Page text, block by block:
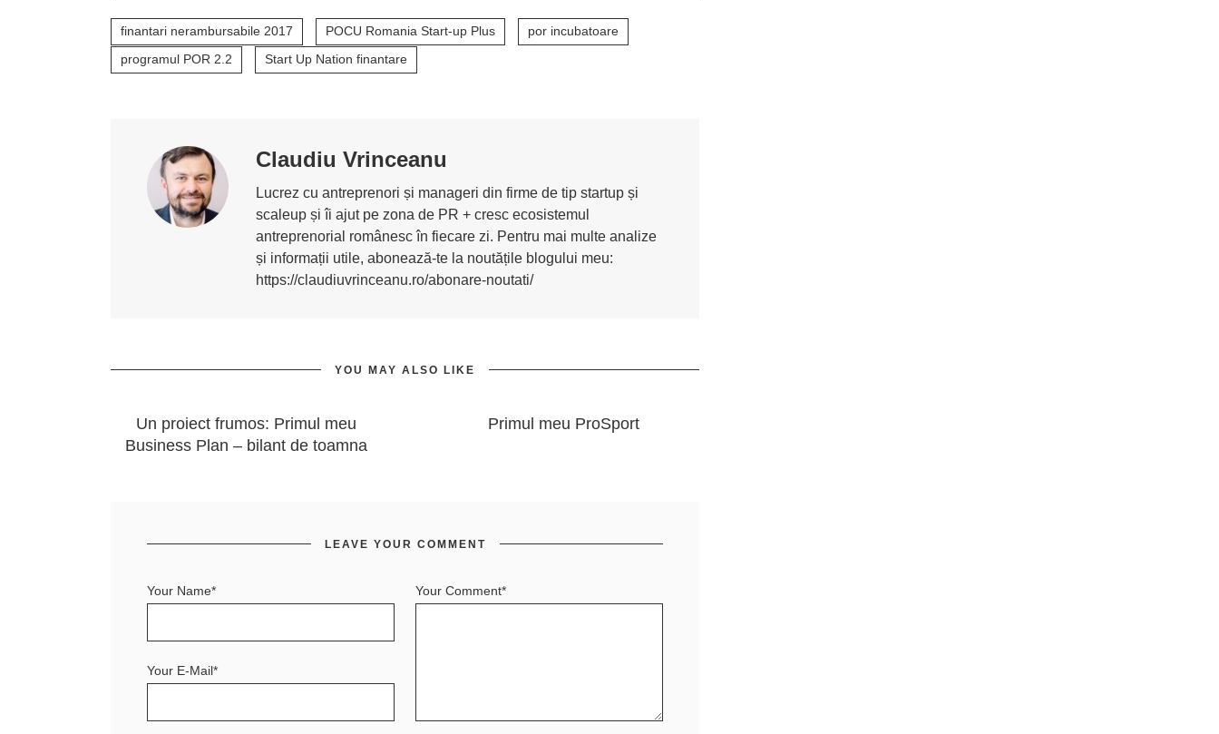
finantari nerambursabile 2017 POCU Romania Start-up Plus
por incubatoare
programul POR 2.2
Start Up Nation finantare
Claudiu Vrinceanu
Lucrez cu antreprenori și manageri din firme de tip startup și
scaleup și îi ajut pe zona de PR + cresc ecosistemul
antreprenorial românesc în fiecare zi. Pentru mai multe analize
și informații utile, abonează-te la noutățile blogului meu:
https://claudiuvrinceanu.ro/abonare-noutati/
YOU MAY ALSO LIKE
Un proiect frumos: Primul meu
Business Plan – bilant de toamna
Primul meu ProSport
LEAVE YOUR COMMENT
Your Comment*
Your Name*
Your E-Mail*